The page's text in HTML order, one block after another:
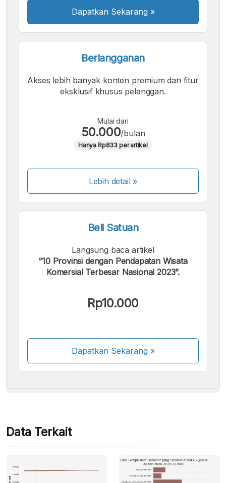
Dapatkan Sekarang »
Berlangganan
Akses lebih banyak konten premium dan fitur
eksklusif khusus pelanggan.
Mulai dari
50.000/bulan
Hanya Rp833 per artikel
Lebih detail »
Beli Satuan
Langsung baca artikel
“10 Provinsi dengan Pendapatan Wisata
Komersial Terbesar Nasional 2023”.
Rp10.000
Dapatkan Sekarang»
Beberapa metode pembayaran masih dalam
Data Terkait